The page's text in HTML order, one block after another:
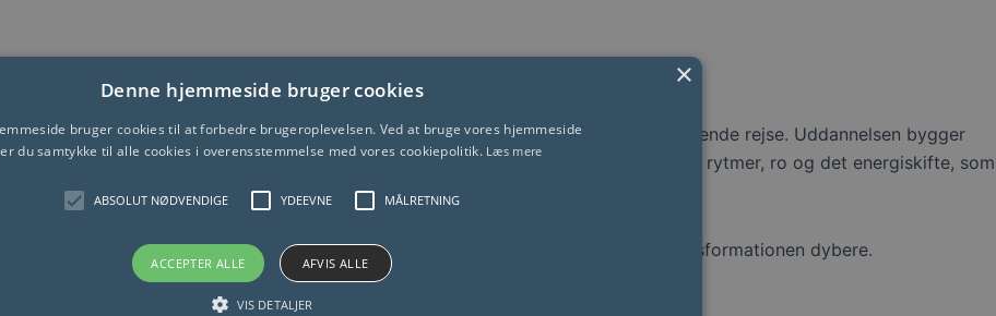
i udlandet?
grænser, vælger du ikke bare en ny geografisk ramme – du vælger en transformerende rejse. Uddannelsen bygger
Taoisme, TCM og moderne smertevidenskab, men med ekstra fokus på naturens rytmer, ro og det energiskifte, som
større selvindsigt og forankring. Kroppen bliver friere, sindet mere åbent og transformationen dybere.
×
Denne hjemmeside bruger cookies
bruger cookies til at forbedre brugeroplevelsen. Ved at bruge vores hjemmeside
du samtykke til alle cookies i overensstemmelse med vores cookiepolitik. Læs mere
ABSOLUT NØDVENDIGE YDEEVNE MÅLRETNING
ACCEPTER ALLE AFVIS ALLE
VIS DETALJER